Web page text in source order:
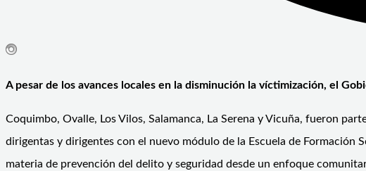
A pesar de los avances locales en la disminución la víctimización, el
Coquimbo, Ovalle, Los Vilos, Salamanca, La Serena y Vicuña, fueron
dirigentas y dirigentes con el nuevo módulo de la Escuela de Formación
materia de prevención del delito y seguridad desde un enfoque